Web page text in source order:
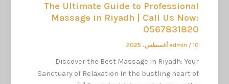
The Ultimate Guide to Professional
Massage in Riyadh | Call Us Now:
0567831820
admin / 10 أغسطس، 2025
Discover the Best Massage in Riyadh: Your
Sanctuary of Relaxation In the bustling heart of